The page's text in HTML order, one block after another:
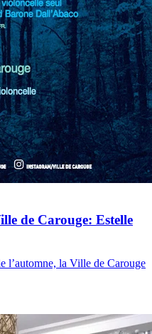
de Carouge: Estelle
l’automne, la Ville de Carouge